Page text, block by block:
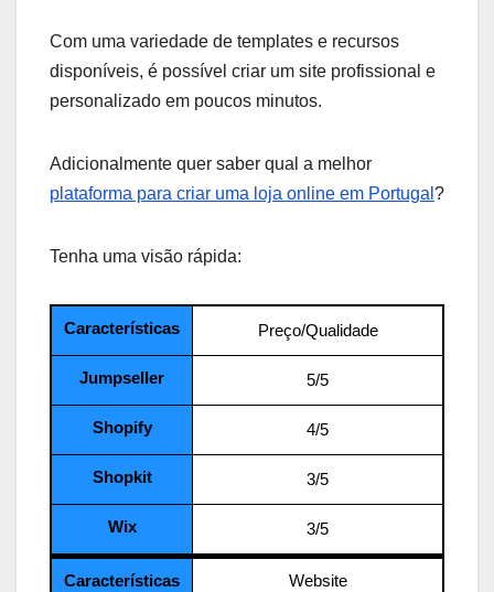
Com uma variedade de templates e recursos
disponíveis, é possível criar um site profissional e
personalizado em poucos minutos.
Adicionalmente quer saber qual a melhor
plataforma para criar uma loja online em Portugal ?
Tenha uma visão rápida:
Características Preço/Qualidade
Jumpseller 5/5
Shopify 4/5
Shopkit 3/5
Wix 3/5
Características Website